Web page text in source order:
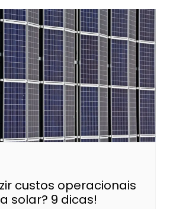
custos operacionais
solar? 9 dicas!